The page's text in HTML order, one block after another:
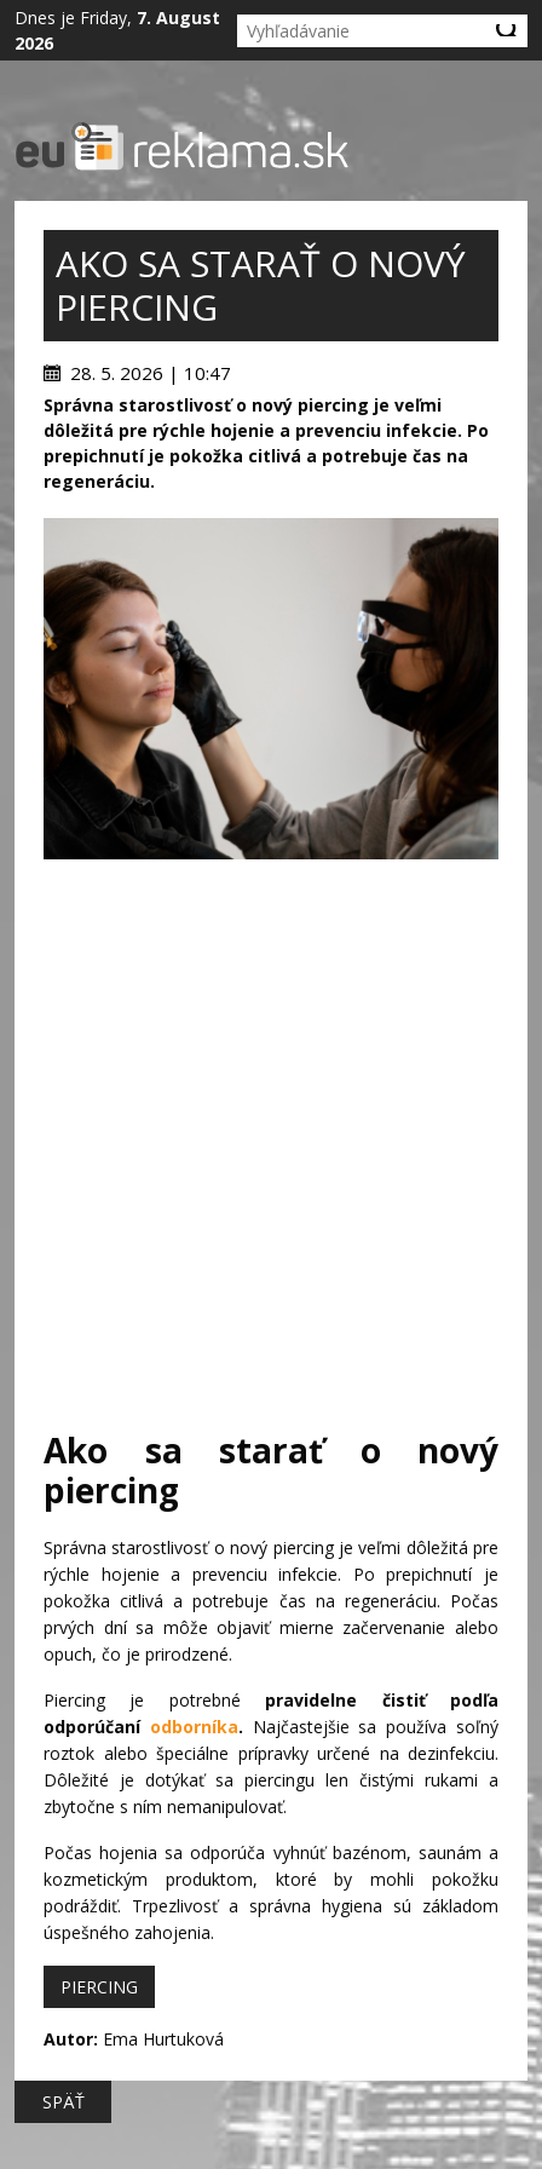
Dnes je Friday, 7. August
2026
AKO SA STARAŤ O NOVÝ
PIERCING
28. 5. 2026 | 10:47
Správna starostlivosť o nový piercing je veľmi
dôležitá pre rýchle hojenie a prevenciu infekcie. Po
prepichnutí je pokožka citlivá a potrebuje čas na
regeneráciu.
Ako sa starať o nový
piercing
Správna starostlivosť o nový piercing je veľmi dôležitá pre
rýchle hojenie a prevenciu infekcie. Po prepichnutí je
pokožka citlivá a potrebuje čas na regeneráciu. Počas
prvých dní sa môže objaviť mierne začervenanie alebo
opuch, čo je prirodzené.
Piercing je potrebné pravidelne čistiť podľa
odporúčaní odborníka. Najčastejšie sa používa soľný
roztok alebo špeciálne prípravky určené na dezinfekciu.
Dôležité je dotýkať sa piercingu len čistými rukami a
zbytočne s ním nemanipulovať.
Počas hojenia sa odporúča vyhnúť bazénom, saunám a
kozmetickým produktom, ktoré by mohli pokožku
podráždiť. Trpezlivosť a správna hygiena sú základom
úspešného zahojenia.
PIERCING
Autor: Ema Hurtuková
SPÄŤ